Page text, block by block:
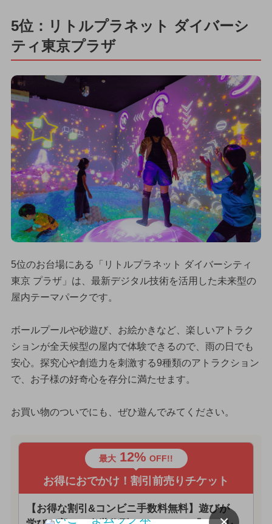
5位：リトルプラネット ダイバーシ
ティ東京プラザ
5位のお台場にある「リトルプラネット ダイバーシティ
東京 プラザ」は、最新デジタル技術を活用した未来型の
屋内テーマパークです。
ボールプールや砂遊び、お絵かきなど、楽しいアトラク
ションが全天候型の屋内で体験できるので、雨の日でも
安心。探究心や創造力を刺激する9種類のアトラクション
で、お子様の好奇心を存分に満たせます。
お買い物のついでにも、ぜひ遊んでみてください。
最大 12% OFF!!
お得におでかけ！割引前売りチケット
【お得な割引&コンビニ手数料無料】遊びが